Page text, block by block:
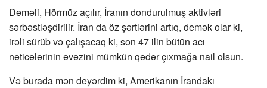
Deməli, Hörmüz açılır, İranın dondurulmuş aktivləri
sərbəstləşdirilir. İran da öz şərtlərini artıq, demək olar ki,
irəli sürüb və çalışacaq ki, son 47 ilin bütün acı
nəticələrinin əvəzini mümkün qədər çıxmağa nail olsun.
Və burada mən deyərdim ki, Amerikanın İrandakı